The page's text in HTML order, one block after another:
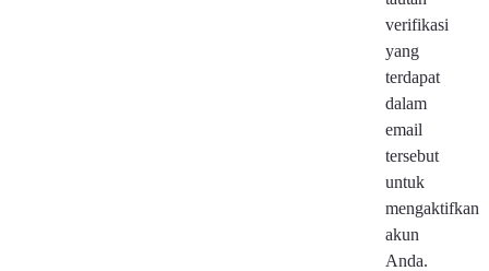
verifikasi
yang
terdapat
dalam
email
tersebut
untuk
mengaktifkan
akun
Anda.